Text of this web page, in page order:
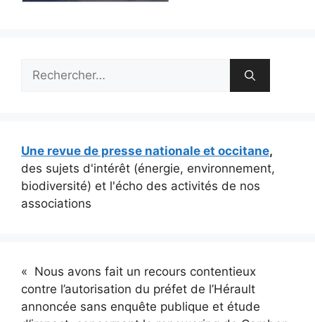
Rechercher :
Une revue de presse nationale et occitane,
des sujets d'intérêt (énergie, environnement,
biodiversité) et l'écho des activités de nos
associations
« Nous avons fait un recours contentieux
contre l’autorisation du préfet de l’Hérault
annoncée sans enquête publique et étude